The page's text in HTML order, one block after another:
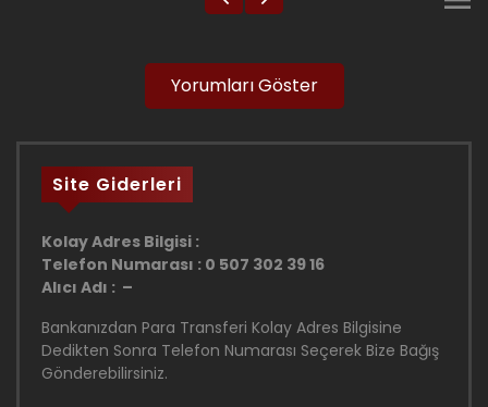
Yorumları Göster
Site Giderleri
Kolay Adres Bilgisi :
Telefon Numarası : 0 507 302 39 16
Alıcı Adı : –
Bankanızdan Para Transferi Kolay Adres Bilgisine
Dedikten Sonra Telefon Numarası Seçerek Bize Bağış
Gönderebilirsiniz.